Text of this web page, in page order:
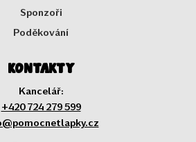
Sponzoři
Poděkování
Kontakty
Kancelář:
+420 724 279 599